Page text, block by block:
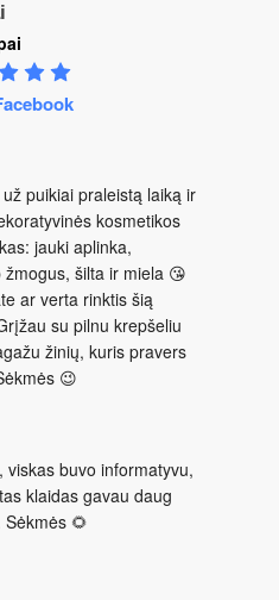
puikiai praleistą laiką ir
kosmetikos
jauki aplinka,
šilta ir miela 😘
ar verta rinktis šią
su pilnu krepšeliu
žinių, kuris pravers
😉
viskas buvo informatyvu,
klaidas gavau daug
🌻